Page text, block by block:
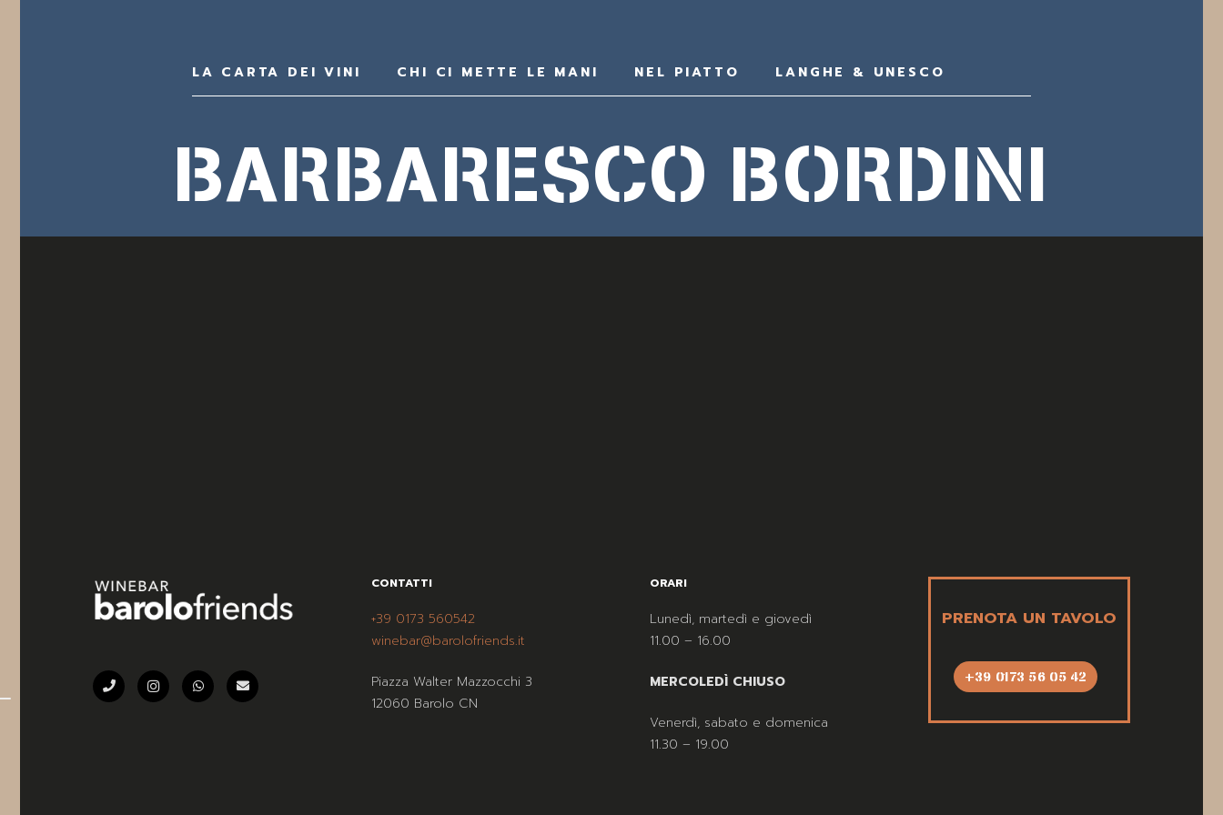
LA CARTA DEI VINI CHI CI METTE LE MANI NEL PIATTO LANGHE & UNESCO
BARBARESCO BORDINI
CONTATTI
+39 0173 560542
winebar@barolofriends.it
Piazza Walter Mazzocchi 3
12060 Barolo CN
ORARI
Lunedì, martedì e giovedì
11.00 – 16.00
MERCOLEDÌ CHIUSO
Venerdì, sabato e domenica
11.30 – 19.00
PRENOTA UN TAVOLO
+39 0173 56 05 42